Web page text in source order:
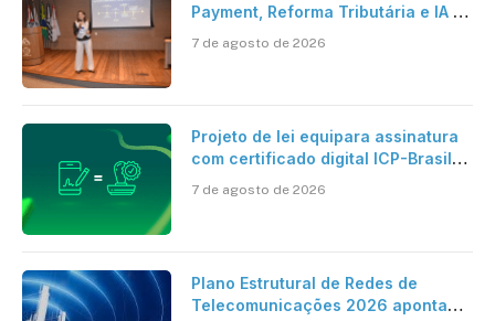
Payment, Reforma Tributária e IA no
7 de agosto de 2026
Projeto de lei equipara assinatura
com certificado digital ICP-Brasil
cartório
7 de agosto de 2026
Plano Estrutural de Redes de
Telecomunicações 2026 aponta